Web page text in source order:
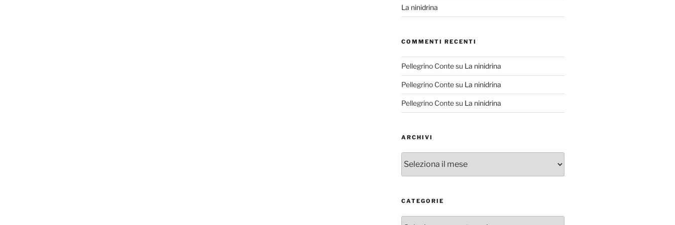
La ninidrina
COMMENTI RECENTI
Pellegrino Contesu La ninidrina
Pellegrino Contesu La ninidrina
Pellegrino Contesu La ninidrina
ARCHIVI
CATEGORIE